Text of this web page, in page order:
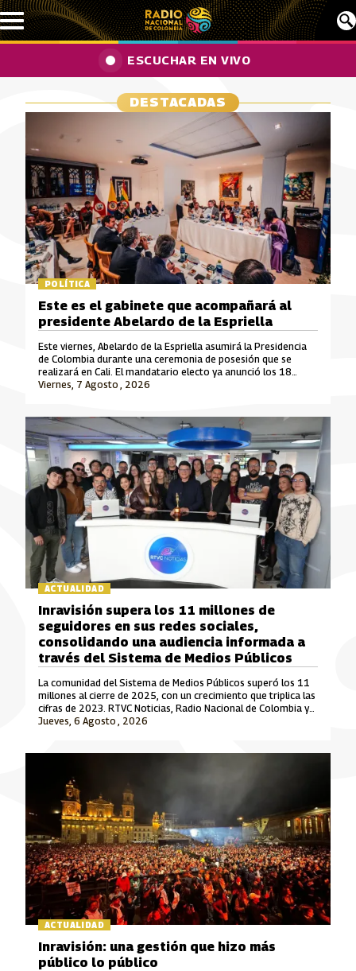
Pasar al contenido principal
ESCUCHAR EN VIVO
DESTACADAS
POLÍTICA
Este viernes, Abelardo de la Espriella asumirá la Presidencia
de Colombia durante una ceremonia de posesión que se
realizará en Cali. El mandatario electo ya anunció los 18
ministros que integrarán su gabinete para el periodo 2026-
Viernes, 7 Agosto , 2026
Este es el gabinete que acompañará al
presidente Abelardo de la Espriella
ACTUALIDAD
Jueves, 6 Agosto , 2026
Inravisión supera los 11 millones de
seguidores en sus redes sociales,
consolidando una audiencia informada a
través del Sistema de Medios Públicos
La comunidad del Sistema de Medios Públicos superó los 11
millones al cierre de 2025, con un crecimiento que triplica las
cifras de 2023. RTVC Noticias, Radio Nacional de Colombia y
Señal Colombia son las marcas que lideran este crecimiento.
ACTUALIDAD
Inravisión: una gestión que hizo más
público lo público